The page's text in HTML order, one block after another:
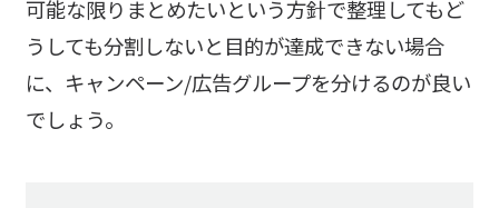
可能な限りまとめたいという方針で整理してもど
うしても分割しないと目的が達成できない場合
に、キャンペーン/広告グループを分けるのが良い
でしょう。